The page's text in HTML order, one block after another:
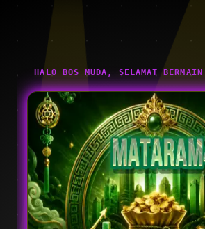
HALO BOS MUDA, SELAMAT